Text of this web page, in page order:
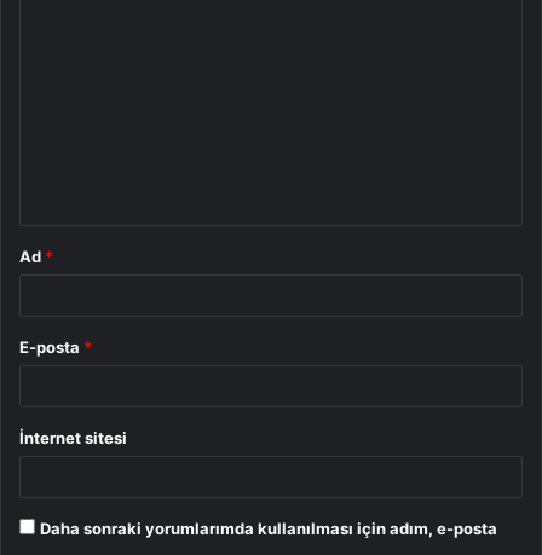
Ad *
E-posta *
İnternet sitesi
Daha sonraki yorumlarımda kullanılması için adım, e-posta